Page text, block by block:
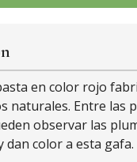
en color rojo
naturales. Entre las
observar las
dan color a esta gafa.